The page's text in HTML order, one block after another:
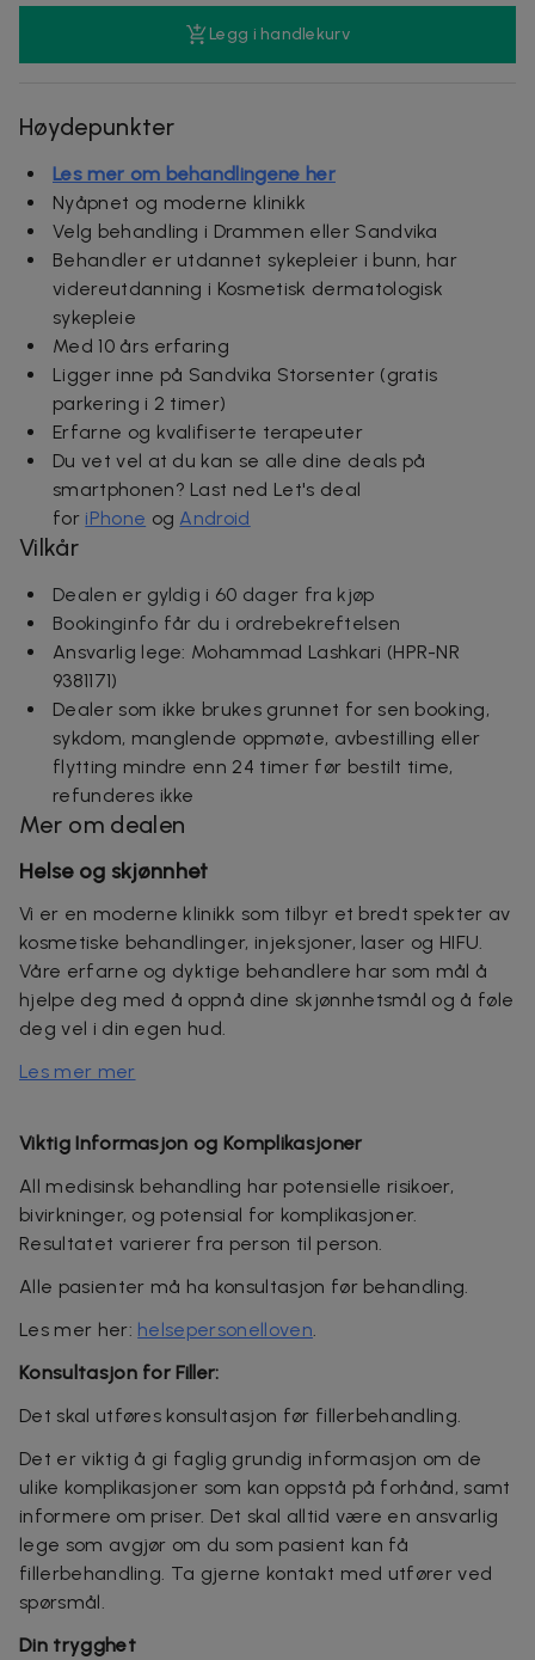
Legg i handlekurv
Høydepunkter
Les mer om behandlingene her
Nyåpnet og moderne klinikk
Velg behandling i Drammen eller Sandvika
Behandler er utdannet sykepleier i bunn, har
videreutdanning i Kosmetisk dermatologisk
sykepleie
Med 10 års erfaring
Ligger inne på Sandvika Storsenter (gratis
parkering i 2 timer)
Erfarne og kvalifiserte terapeuter
Du vet vel at du kan se alle dine deals på
smartphonen? Last ned Let's deal
for iPhone og Android
Vilkår
Dealen er gyldig i 60 dager fra kjøp
Bookinginfo får du i ordrebekreftelsen
Ansvarlig lege: Mohammad Lashkari (HPR-NR
9381171)
Dealer som ikke brukes grunnet for sen booking,
sykdom, manglende oppmøte, avbestilling eller
flytting mindre enn 24 timer før bestilt time,
refunderes ikke
Mer om dealen
Helse og skjønnhet
Vi er en moderne klinikk som tilbyr et bredt spekter av
kosmetiske behandlinger, injeksjoner, laser og HIFU.
Våre erfarne og dyktige behandlere har som mål å
hjelpe deg med å oppnå dine skjønnhetsmål og å føle
deg vel i din egen hud.
Les mer mer
Viktig Informasjon og Komplikasjoner
All medisinsk behandling har potensielle risikoer,
bivirkninger, og potensial for komplikasjoner.
Resultatet varierer fra person til person.
Alle pasienter må ha konsultasjon før behandling.
Les mer her: helsepersonelloven
Konsultasjon for Filler:
Det skal utføres konsultasjon før fillerbehandling.
Det er viktig å gi faglig grundig informasjon om de
ulike komplikasjoner som kan oppstå på forhånd, samt
informere om priser. Det skal alltid være en ansvarlig
lege som avgjør om du som pasient kan få
fillerbehandling. Ta gjerne kontakt med utfører ved
spørsmål.
Din trygghet